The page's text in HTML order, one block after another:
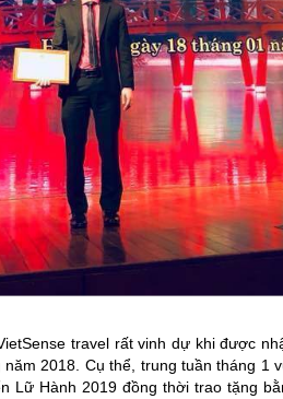
travel rất vinh dự khi được
2018. Cụ thể, trung tuần tháng 1
Lữ Hành 2019 đồng thời trao tặng